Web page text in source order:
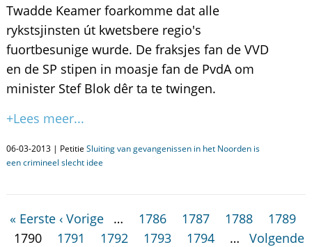
Twadde Keamer foarkomme dat alle
rykstsjinsten út kwetsbere regio's
fuortbesunige wurde. De fraksjes fan de VVD
en de SP stipen in moasje fan de PvdA om
minister Stef Blok dêr ta te twingen.
+Lees meer...
06-03-2013 | Petitie Sluiting van gevangenissen in het Noorden is
een crimineel slecht idee
« Eerste ‹ Vorige … 1786 1787 1788
1789
1790
1791 1792 1793 1794 …
Volgende